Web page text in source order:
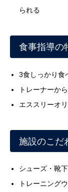
られる
食事指導の
3食しっかり食
トレーナーか
エススリーオ
施設のこだ
シューズ・靴
トレーニング